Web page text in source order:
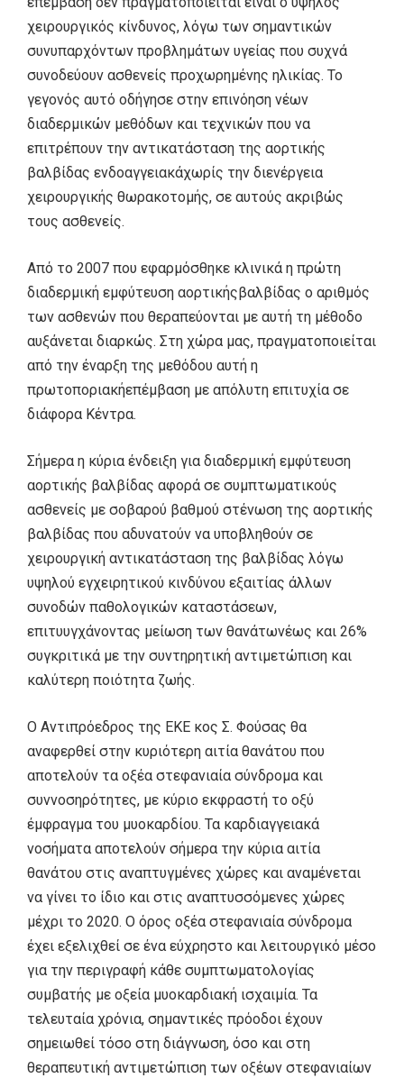
χειρουργικός κίνδυνος, λόγω των σημαντικών
συνυπαρχόντων προβλημάτων υγείας που συχνά
συνοδεύουν ασθενείς προχωρημένης ηλικίας. Το
γεγονός αυτό οδήγησε στην επινόηση νέων
διαδερμικών μεθόδων και τεχνικών που να
επιτρέπουν την αντικατάσταση της αορτικής
βαλβίδας ενδοαγγειακάχωρίς την διενέργεια
χειρουργικής θωρακοτομής, σε αυτούς ακριβώς
τους ασθενείς.
Από το 2007 που εφαρμόσθηκε κλινικά η πρώτη
διαδερμική εμφύτευση αορτικήςβαλβίδας ο αριθμός
των ασθενών που θεραπεύονται με αυτή τη μέθοδο
αυξάνεται διαρκώς. Στη χώρα μας, πραγματοποιείται
από την έναρξη της μεθόδου αυτή η
πρωτοποριακήεπέμβαση με απόλυτη επιτυχία σε
διάφορα Κέντρα.
Σήμερα η κύρια ένδειξη για διαδερμική εμφύτευση
αορτικής βαλβίδας αφορά σε συμπτωματικούς
ασθενείς με σοβαρού βαθμού στένωση της αορτικής
βαλβίδας που αδυνατούν να υποβληθούν σε
χειρουργική αντικατάσταση της βαλβίδας λόγω
υψηλού εγχειρητικού κινδύνου εξαιτίας άλλων
συνοδών παθολογικών καταστάσεων,
επιτυυγχάνοντας μείωση των θανάτωνέως και 26%
συγκριτικά με την συντηρητική αντιμετώπιση και
καλύτερη ποιότητα ζωής.
Ο Αντιπρόεδρος της ΕΚΕ κος Σ. Φούσας θα
αναφερθεί στην κυριότερη αιτία θανάτου που
αποτελούν τα οξέα στεφανιαία σύνδρομα και
συννοσηρότητες, με κύριο εκφραστή το οξύ
έμφραγμα του μυοκαρδίου. Τα καρδιαγγειακά
νοσήματα αποτελούν σήμερα την κύρια αιτία
θανάτου στις αναπτυγμένες χώρες και αναμένεται
να γίνει το ίδιο και στις αναπτυσσόμενες χώρες
μέχρι το 2020. Ο όρος οξέα στεφανιαία σύνδρομα
έχει εξελιχθεί σε ένα εύχρηστο και λειτουργικό μέσο
για την περιγραφή κάθε συμπτωματολογίας
συμβατής με οξεία μυοκαρδιακή ισχαιμία. Τα
τελευταία χρόνια, σημαντικές πρόοδοι έχουν
σημειωθεί τόσο στη διάγνωση, όσο και στη
θεραπευτική αντιμετώπιση των οξέων στεφανιαίων